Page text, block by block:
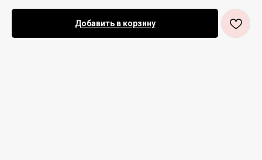
Добавить в корзину